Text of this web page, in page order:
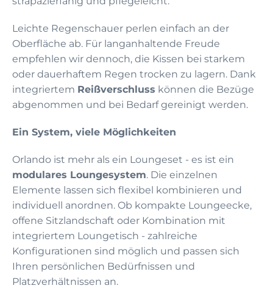
Leichte Regenschauer perlen einfach an der
Oberfläche ab. Für langanhaltende Freude
empfehlen wir dennoch, die Kissen bei starkem
oder dauerhaftem Regen trocken zu lagern. Dank
integriertem Reißverschluss können die Bezüge
abgenommen und bei Bedarf gereinigt werden.
Ein System, viele Möglichkeiten
Orlando ist mehr als ein Loungeset - es ist ein
modulares Loungesystem. Die einzelnen
Elemente lassen sich flexibel kombinieren und
individuell anordnen. Ob kompakte Loungeecke,
offene Sitzlandschaft oder Kombination mit
integriertem Loungetisch - zahlreiche
Konfigurationen sind möglich und passen sich
Ihren persönlichen Bedürfnissen und
Platzverhältnissen an.